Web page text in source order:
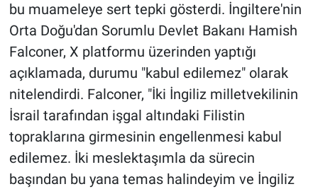
bu muameleye sert tepki gösterdi. İngiltere'nin
Orta Doğu'dan Sorumlu Devlet Bakanı Hamish
Falconer, X platformu üzerinden yaptığı
açıklamada, durumu "kabul edilemez" olarak
nitelendirdi. Falconer, "İki İngiliz milletvekilinin
İsrail tarafından işgal altındaki Filistin
topraklarına girmesinin engellenmesi kabul
edilemez. İki meslektaşımla da sürecin
başından bu yana temas halindeyim ve İngiliz
Teknoloji
Türkiye'nin Geleceği
Türkiye'nin Gündemi
Yerel Gündem